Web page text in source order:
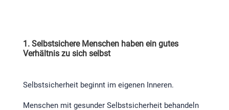
1. Selbstsichere Menschen haben ein gutes
Verhältnis zu sich selbst
Selbstsicherheit beginnt im eigenen Inneren.
Menschen mit gesunder Selbstsicherheit behandeln